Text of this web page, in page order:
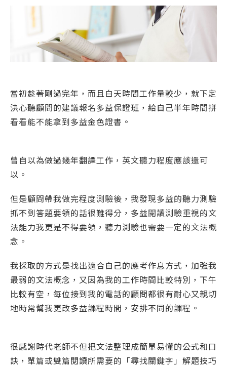
當初趁著剛過完年，而且白天時間工作量較少，就下定
決心聽顧問的建議報名多益保證班，給自己半年時間拼
看看能不能拿到多益金色證書。
曾自以為做過幾年翻譯工作，英文聽力程度應該還可
以。
但是顧問帶我做完程度測驗後，我發現多益的聽力測驗
抓不到答題要領的話很難得分，多益閱讀測驗重視的文
法能力我更是不得要領，聽力測驗也需要一定的文法概
念。
我採取的方式是找出適合自己的應考作息方式，加強我
最弱的文法概念，又因為我的工作時間比較特別，下午
比較有空，每位接到我的電話的顧問都很有耐心又親切
地時常幫我更改多益課程時間，安排不同的課程。
很感謝時代老師不但把文法整理成簡單易懂的公式和口
訣，單篇或雙篇閱讀所需要的「尋找關鍵字」解題技巧